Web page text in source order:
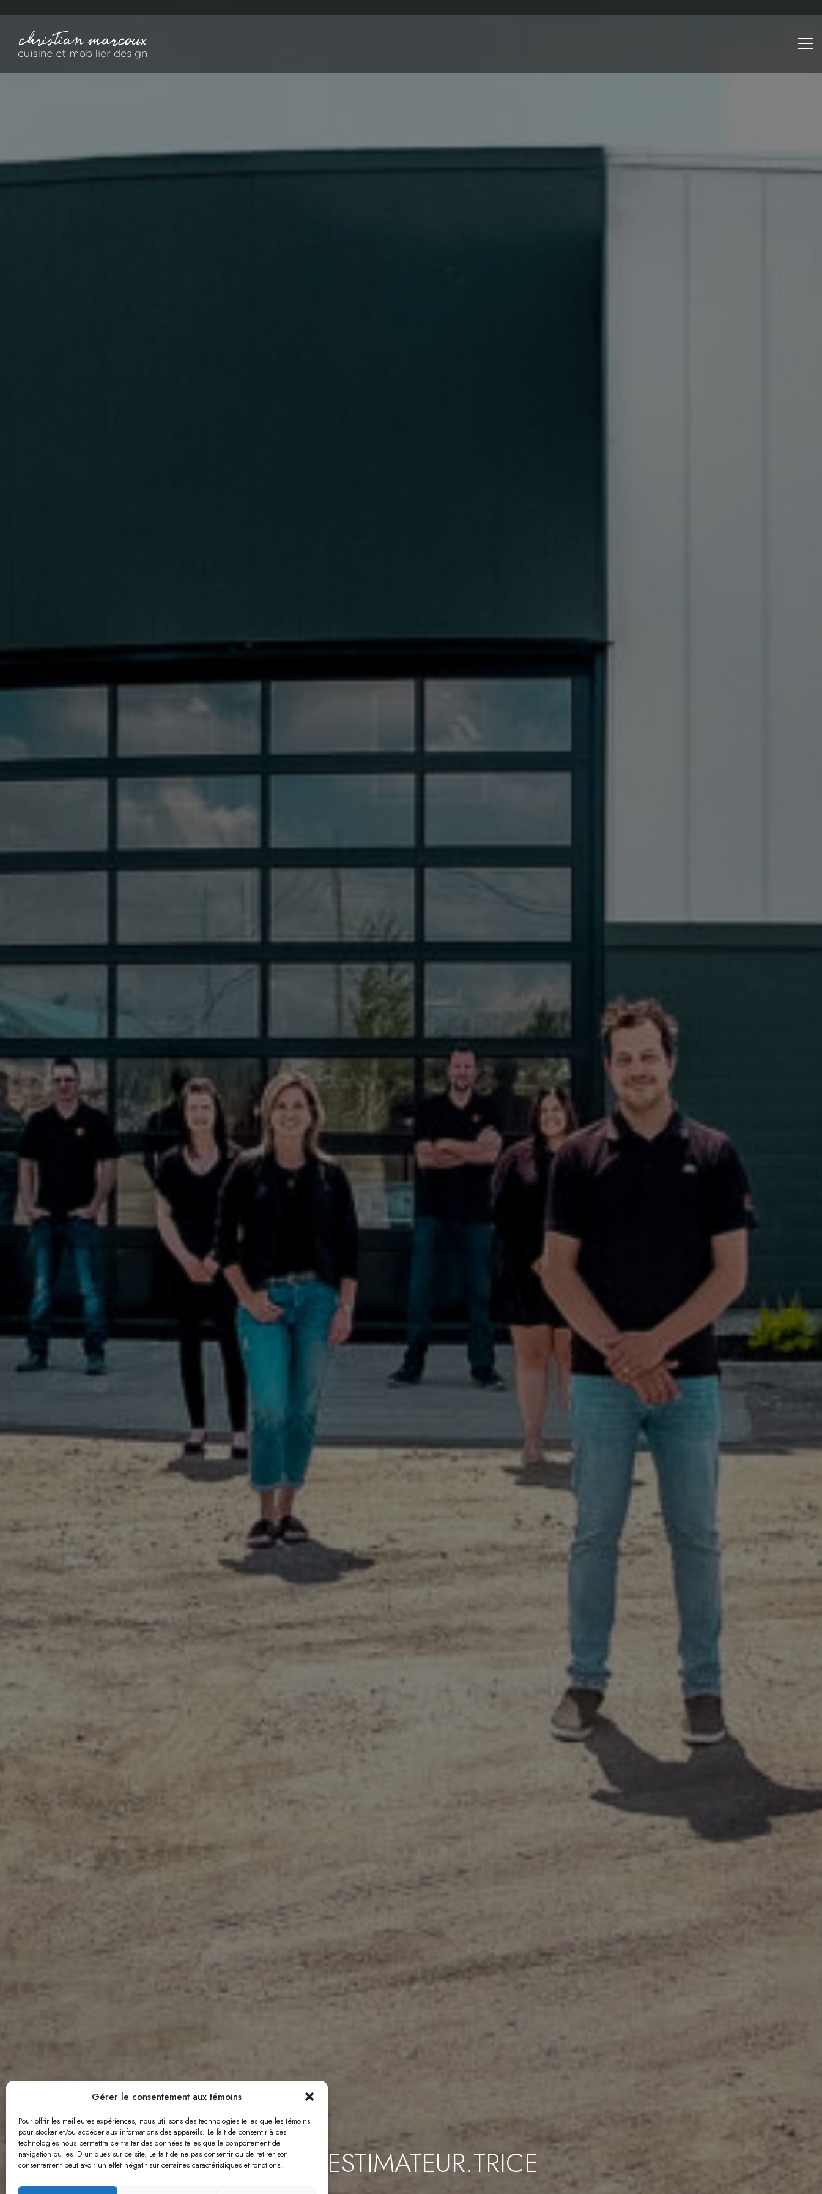
Gérer le consentement aux témoins
Pour offrir les meilleures expériences, nous utilisons des technologies telles que les témoins
pour stocker et/ou accéder aux informations des appareils. Le fait de consentir à ces
technologies nous permettra de traiter des données telles que le comportement de
navigation ou les ID uniques sur ce site. Le fait de ne pas consentir ou de retirer son
consentement peut avoir un effet négatif sur certaines caractéristiques et fonctions.
Carrières - ESTIMATEUR.TRICE